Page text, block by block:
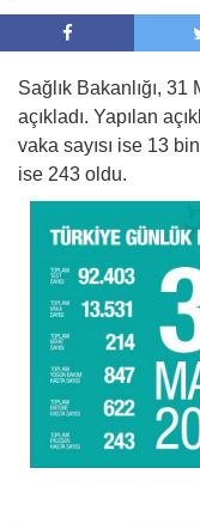
Sağlık Bakanlığı,
açıkladı. Yapılan
vaka sayısı ise 13
ise 243 oldu.